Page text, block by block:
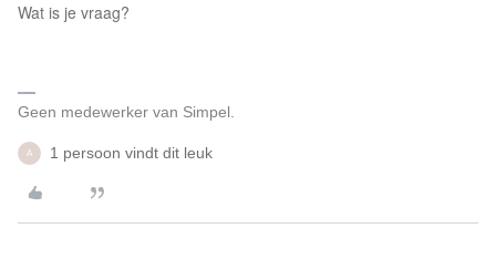
Wat is je vraag?
Geen medewerker van Simpel.
A 1 persoon vindt dit leuk